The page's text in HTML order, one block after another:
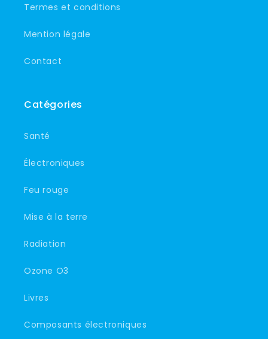
Termes et conditions
Mention légale
Contact
Catégories
Santé
Électroniques
Feu rouge
Mise à la terre
Radiation
Ozone O3
Livres
Composants électroniques